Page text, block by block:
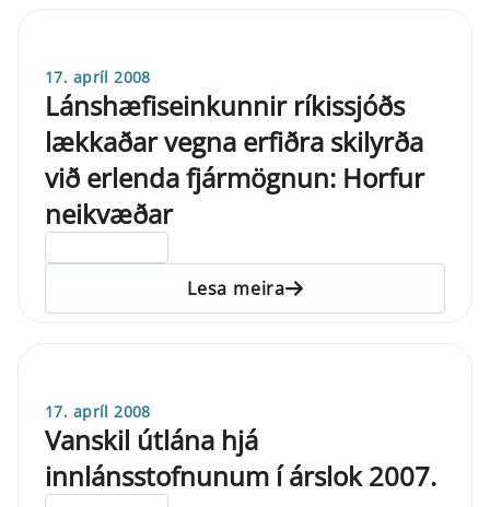
17. apríl 2008
Lánshæfiseinkunnir ríkissjóðs
lækkaðar vegna erfiðra skilyrða
við erlenda fjármögnun: Horfur
neikvæðar
Lesa meira
17. apríl 2008
Vanskil útlána hjá
innlánsstofnunum í árslok 2007.